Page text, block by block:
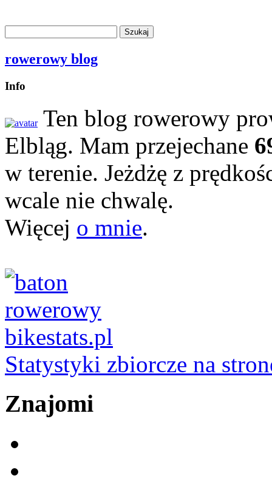
rowerowy blog
Info
Ten blog rowerowy
Elbląg. Mam przejechane
w terenie. Jeżdżę z
wcale nie chwalę.
Więcej o mnie.
Statystyki zbiorcze na
Znajomi